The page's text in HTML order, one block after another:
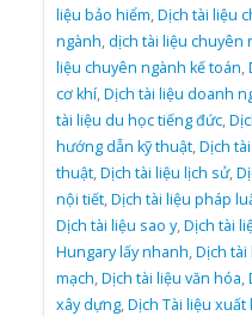
liệu bảo hiểm,Dịch tài liệu
ngành,dịch tài liệu chuyên
liệu chuyên ngành kế toán,
cơ khí,Dịch tài liệu doanh
tài liệu du học tiếng đức,
hướng dẫn kỹ thuật,Dịch
thuật,Dịch tài liệu lịch sử,
nội tiết,Dịch tài liệu pháp
Dịch tài liệu sao y,Dịch tài
Hungary lấy nhanh,Dịch tài
mạch,Dịch tài liệu văn hóa,
xây dựng,Dịch Tài liệu xuất